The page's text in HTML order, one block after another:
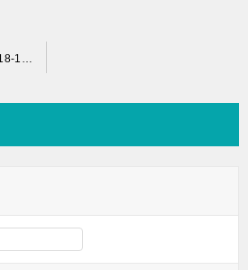
SnapCrab_NoName_2018-10-15_20-57-57_No-00